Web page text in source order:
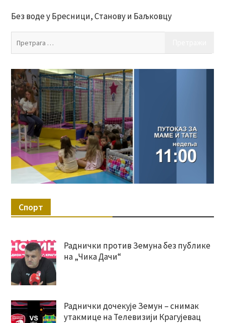
Без воде у Бресници, Станову и Баљковцу
Спорт
Раднички против Земуна без публике
на „Чика Дачи“
Раднички дочекује Земун – снимак
утакмице на Телевизији Крагујевац